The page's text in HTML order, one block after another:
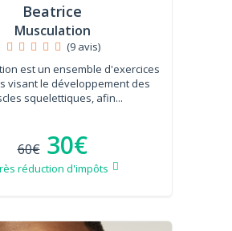
Beatrice
Musculation
(9 avis)
est un ensemble d'exercices
visant le développement des
squelettiques, afin...
60€ 30€
réduction d'impôts